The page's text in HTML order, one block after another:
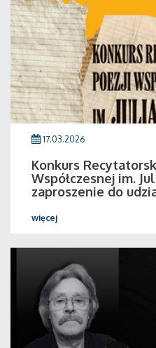
17.03.2026
Konkurs
Współczesnej im.
zaproszenie do
więcej